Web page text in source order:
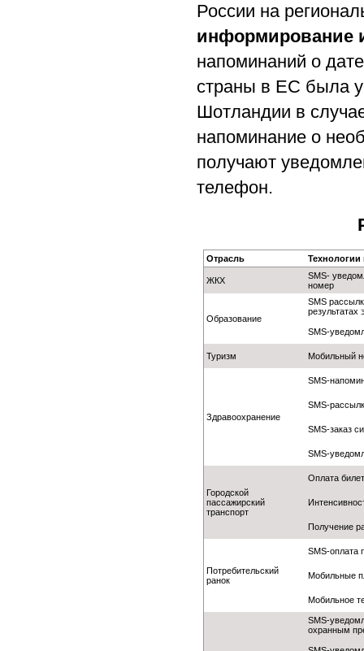
России на
информирование
напоминаний о
страны в ЕС была
Шотландии в
напоминание о
получают
телефон.
Отрасль
ЖКХ
SMS-
номер
Образование
SMS
результатах
SMS-
Туризм Мобильный
Здравоохранение
SMS-
SMS-
SMS-заказ
SMS-
Городской
пассажирский
транспорт
Оплата
Получение
Потребительский
ранок
SMS-оплата
Мобильные
Мобильное
SMS-
охранным